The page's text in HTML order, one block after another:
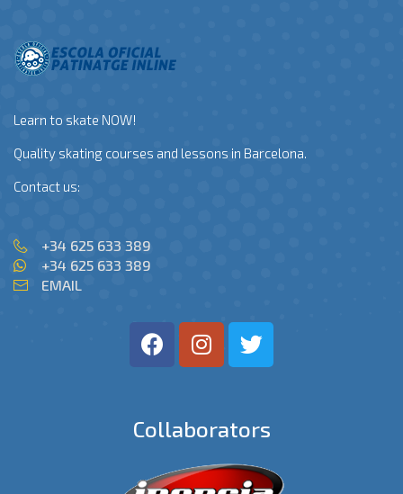
Learn to skate NOW!
Quality skating courses and lessons in Barcelona.
Contact us:
+34 625 633 389
+34 625 633 389
EMAIL
Collaborators